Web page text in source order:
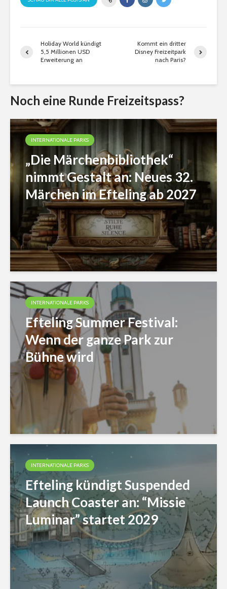
Holiday World kündigt
5,5 Millionen USD
Erweiterung an
Kommt ein dritter
Disney Freizeitpark
nach Paris?
Noch eine Runde Freizeitspass?
INTERNATIONALE PARKS
„Die Märchenbibliothek“
nimmt Gestalt an: Neues 32.
Märchen im Efteling ab 2027
INTERNATIONALE PARKS
Efteling Summer Festival:
Wenn der ganze Park zur
Bühne wird
INTERNATIONALE PARKS
Efteling kündigt Suspended
Launch Coaster an: “Missie
Luminar” startet 2029